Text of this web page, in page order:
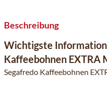
Beschreibung
Wichtigste
Kaffeebohnen EXTRA
Segafredo Kaffeebohnen